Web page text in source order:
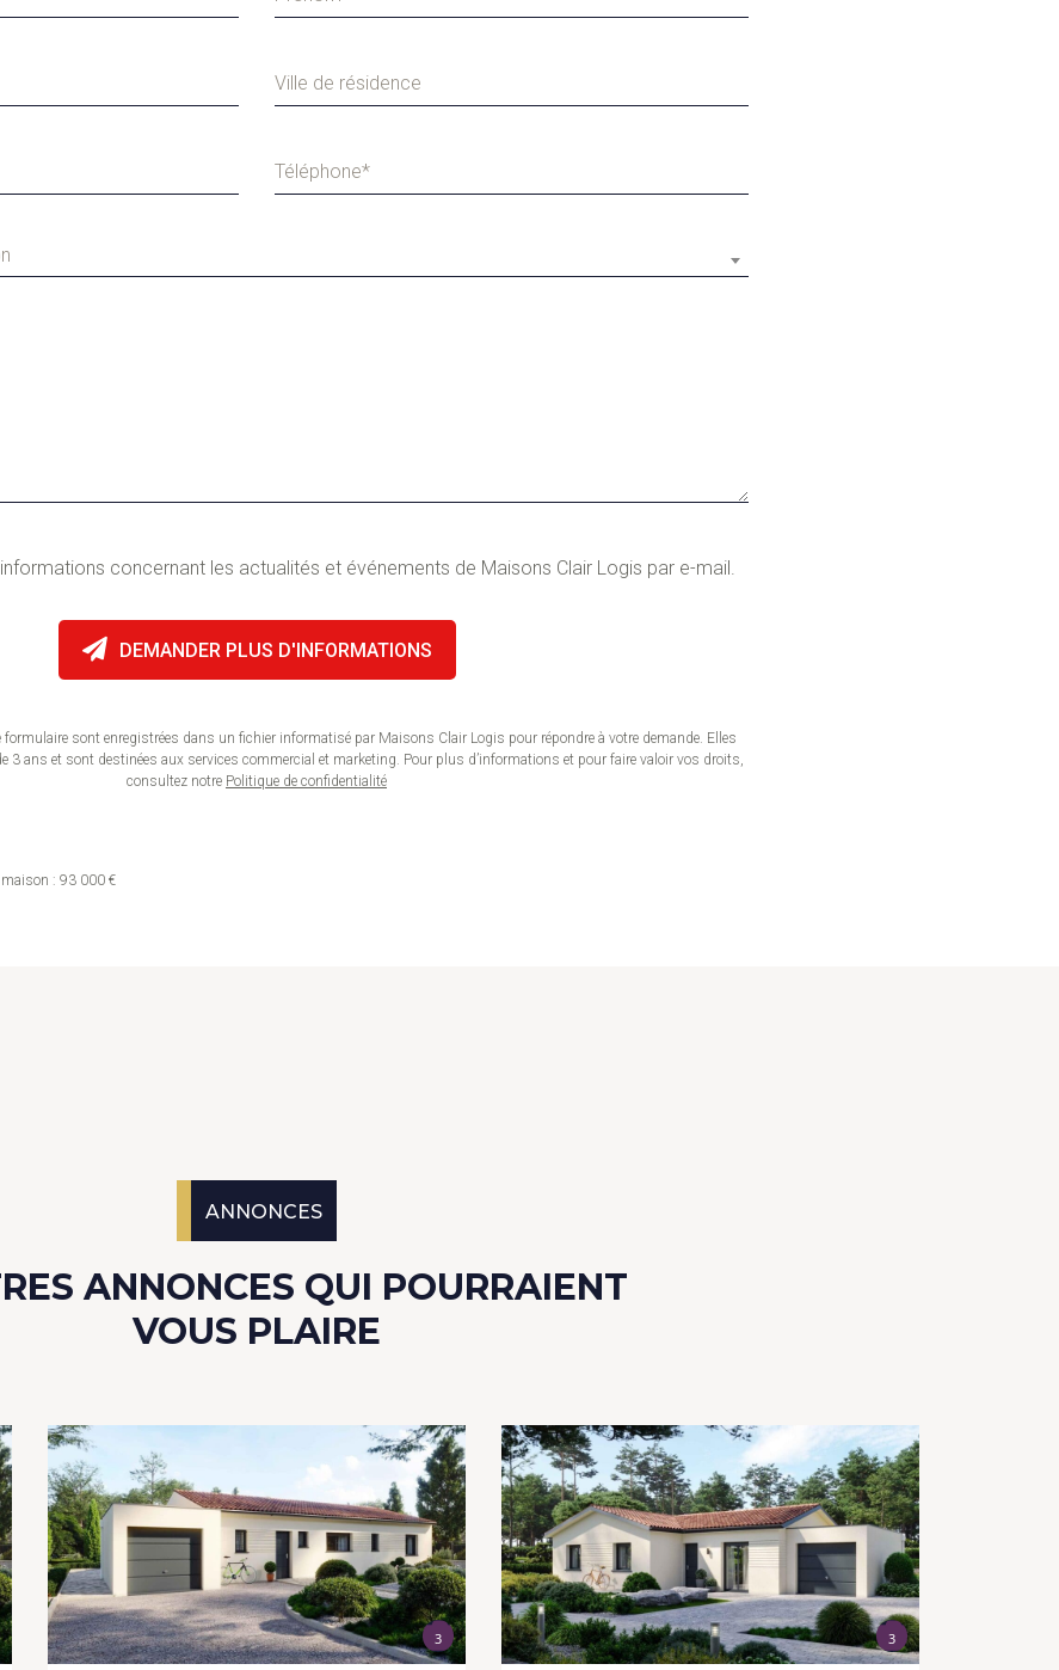
concernant les actualités et événements de Maisons Clair Logis par e-mail.
sont enregistrées dans un fichier informatisé par Maisons Clair Logis pour répondre à votre demande. Elles
3 ans et sont destinées aux services commercial et marketing. Pour plus d’informations et pour faire valoir vos droits,
consultez notre Politique de confidentialité
: 93 000 €
ANNONCES
ANNONCES QUI POURRAIENT
VOUS PLAIRE
3 3